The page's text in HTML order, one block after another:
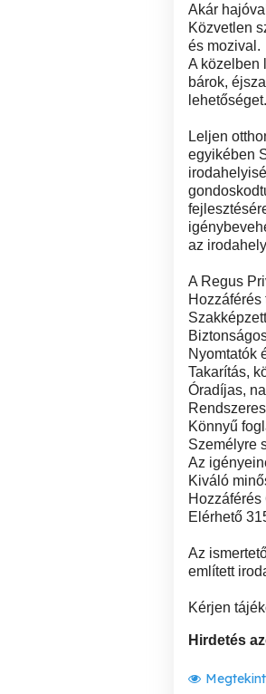
Akár
Közvetlen
és mozival.
A közelben
bárok,
lehetőséget.
Leljen
egyikében
az
A Regus
Nyomtatók
Takarítás,
Óradíjas,
Könnyű
Személyre
Az
Kiváló
Elérhető
Az
említett
Kérjen
Hirdetés